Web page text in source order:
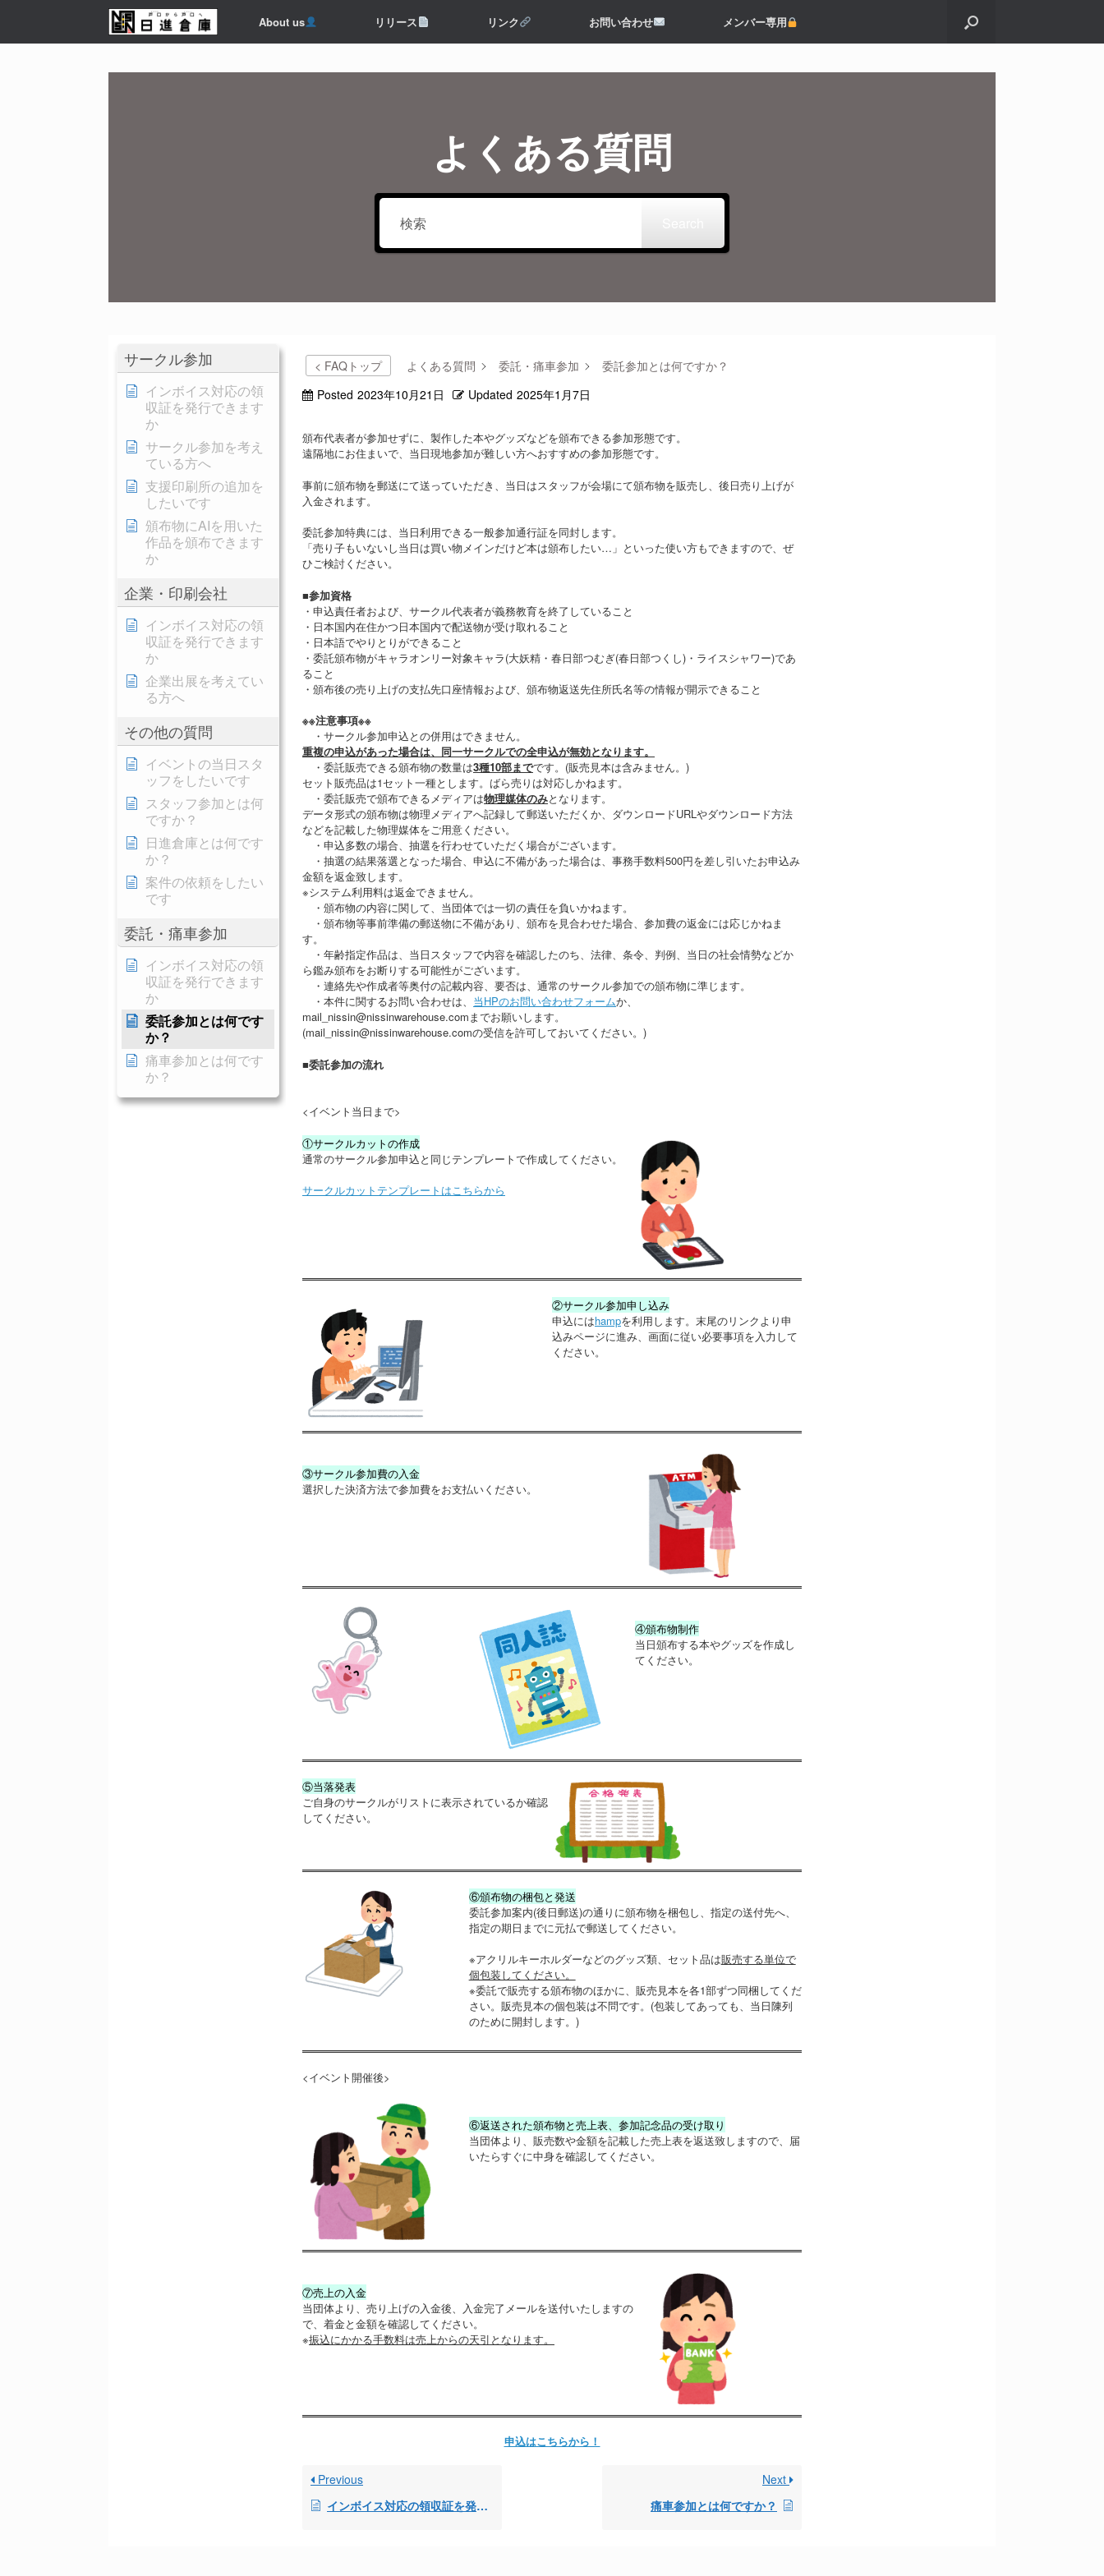
About us リリース リンク お問い合わせ メンバー専用
よくある質問
サークル参加
インボイス対応の領
収証を発行できます
か
サークル参加を考え
ている方へ
支援印刷所の追加を
したいです
頒布物にAIを用いた
作品を頒布できます
か
企業・印刷会社
インボイス対応の領
収証を発行できます
か
企業出展を考えてい
る方へ
その他の質問
イベントの当日スタ
ッフをしたいです
スタッフ参加とは何
ですか？
日進倉庫とは何です
か？
案件の依頼をしたい
です
委託・痛車参加
インボイス対応の領
収証を発行できます
か
委託参加とは何です
か？
痛車参加とは何です
か？
< FAQトップ よくある質問 委託・痛車参加
委託参加とは何ですか？
Posted 2023年10月21日 Updated 2025年1月7日
頒布代表者が参加せずに、製作した本やグッズなどを頒布できる参加形態です。
遠隔地にお住まいで、当日現地参加が難しい方へおすすめの参加形態です。
事前に頒布物を郵送にて送っていただき、当日はスタッフが会場にて頒布物を販売し、後日売り上げが
入金されます。
委託参加特典には、当日利用できる一般参加通行証を同封します。
「売り子もいないし当日は買い物メインだけど本は頒布したい…」といった使い方もできますので、ぜ
ひご検討ください。
■参加資格
・申込責任者および、サークル代表者が義務教育を終了していること
・日本国内在住かつ日本国内で配送物が受け取れること
・日本語でやりとりができること
・委託頒布物がキャラオンリー対象キャラ(大妖精・春日部つむぎ(春日部つくし)・ライスシャワー)であ
ること
・頒布後の売り上げの支払先口座情報および、頒布物返送先住所氏名等の情報が開示できること
※※注意事項※※
・サークル参加申込との併用はできません。
重複の申込があった場合は、同一サークルでの全申込が無効となります。
・委託販売できる頒布物の数量は3種10部までです。(販売見本は含みません。)
セット販売品は1セット一種とします。ばら売りは対応しかねます。
・委託販売で頒布できるメディアは物理媒体のみとなります。
データ形式の頒布物は物理メディアへ記録して郵送いただくか、ダウンロードURLやダウンロード方法
などを記載した物理媒体をご用意ください。
・申込多数の場合、抽選を行わせていただく場合がございます。
・抽選の結果落選となった場合、申込に不備があった場合は、事務手数料500円を差し引いたお申込み
金額を返金致します。
※システム利用料は返金できません。
・頒布物の内容に関して、当団体では一切の責任を負いかねます。
・頒布物等事前準備の郵送物に不備があり、頒布を見合わせた場合、参加費の返金には応じかねま
す。
・年齢指定作品は、当日スタッフで内容を確認したのち、法律、条令、判例、当日の社会情勢などか
ら鑑み頒布をお断りする可能性がございます。
・連絡先や作成者等奥付の記載内容、要否は、通常のサークル参加での頒布物に準じます。
・本件に関するお問い合わせは、 当HPのお問い合わせフォームか、
mail_nissin@nissinwarehouse.comまでお願いします。
(mail_nissin@nissinwarehouse.comの受信を許可しておいてください。)
■委託参加の流れ
<イベント当日まで>
①サークルカットの作成
通常のサークル参加申込と同じテンプレートで作成してください。
サークルカットテンプレートはこちらから
②サークル参加申し込み
申込にはhampを利用します。末尾のリンクより申
込みページに進み、画面に従い必要事項を入力して
ください。
③サークル参加費の入金
選択した決済方法で参加費をお支払いください。
④頒布物制作
当日頒布する本やグッズを作成し
てください。
⑤当落発表
ご自身のサークルがリストに表示されているか確認
してください。
⑥頒布物の梱包と発送
委託参加案内(後日郵送)の通りに頒布物を梱包し、指定の送付先へ、
指定の期日までに元払で郵送してください。
※アクリルキーホルダーなどのグッズ類、セット品は販売する単位で
個包装してください。
※委託で販売する頒布物のほかに、販売見本を各1部ずつ同梱してくだ
さい。販売見本の個包装は不問です。(包装してあっても、当日陳列
のために開封します。)
<イベント開催後>
⑥返送された頒布物と売上表、参加記念品の受け取り
当団体より、販売数や金額を記載した売上表を返送致しますので、届
いたらすぐに中身を確認してください。
⑦売上の入金
当団体より、売り上げの入金後、入金完了メールを送付いたしますの
で、着金と金額を確認してください。
※振込にかかる手数料は売上からの天引となります。
申込はこちらから！
Previous
インボイス対応の領収証を発行できますか
Next
痛車参加とは何ですか？